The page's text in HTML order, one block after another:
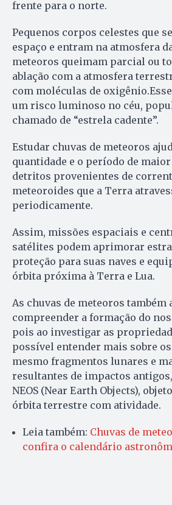
frente para o norte.
Pequenos corpos celestes que
espaço e entram na atmosfera
meteoros queimam parcial ou
ablação com a atmosfera
com moléculas de
um risco luminoso no céu,
chamado de “estrela cadente”.
Estudar chuvas de meteoros
quantidade e o período de
detritos provenientes de
meteoroides que a Terra
periodicamente.
Assim, missões espaciais e
satélites podem aprimorar
proteção para suas naves e
órbita próxima à Terra e Lua.
As chuvas de meteoros também
compreender a formação do
pois ao investigar as
possível entender mais sobre os
mesmo fragmentos lunares e
resultantes de impactos
NEOS (Near Earth Objects),
órbita terrestre com atividade.
Leia também: Chuvas de
confira o calendário